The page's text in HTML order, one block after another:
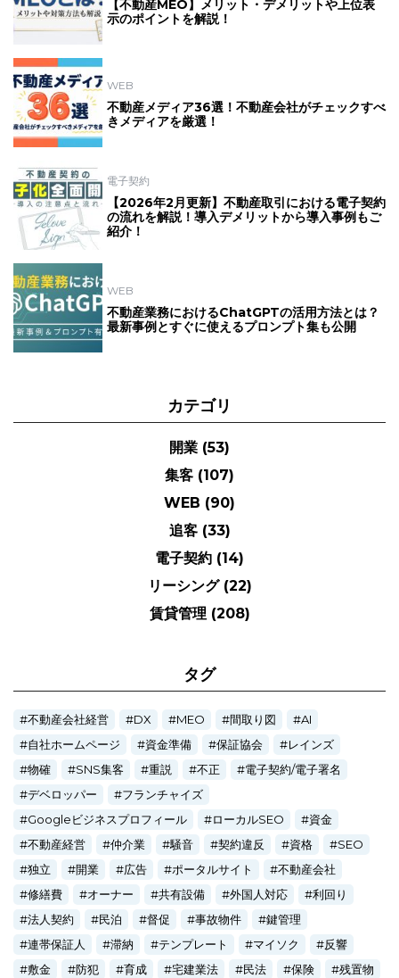
【不動産MEO】メリット・デメリットや上位表
示のポイントを解説！
WEB
不動産メディア36選！不動産会社がチェックすべ
きメディアを厳選！
電子契約
【2026年2月更新】不動産取引における電子契約
の流れを解説！導入デメリットから導入事例もご
紹介！
WEB
不動産業務におけるChatGPTの活用方法とは？
最新事例とすぐに使えるプロンプト集も公開
カテゴリ
開業 (53)
集客 (107)
WEB (90)
追客 (33)
電子契約 (14)
リーシング (22)
賃貸管理 (208)
タグ
不動産会社経営 DX MEO 間取り図
AI
自社ホームページ
資金準備 保証協会
レインズ
物確
SNS集客 重説 不正
電子契約/電子署名
デベロッパー
フランチャイズ
Googleビジネスプロフィール
ローカルSEO
資金
不動産経営
仲介業 騒音 契約違反 資格
SEO
独立
開業 広告 ポータルサイト
不動産会社
修繕費
オーナー 共有設備 外国人対応
利回り
法人契約
民泊 督促 事故物件
鍵管理
連帯保証人
滞納 テンプレート マイソク
反響
敷金
防犯 育成 宅建業法 民法 保険
残置物